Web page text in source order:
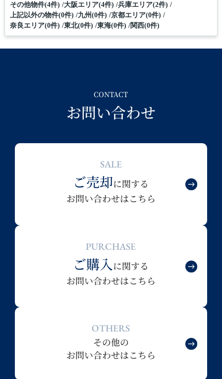
その他物件(4件) 大阪エリア(4件) 兵庫エリア(2件)
上記以外の物件(0件) 九州(0件) 京都エリア(0件)
奈良エリア(0件) 東北(0件) 東海(0件) 関西(0件)
CONTACT
お問い合わせ
SALE
ご売却に関する
お問い合わせはこちら
PURCHASE
ご購入に関する
お問い合わせはこちら
OTHERS
その他の
お問い合わせはこちら